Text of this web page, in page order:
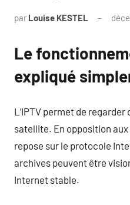
par Louise KESTEL
Le
expliqué
L’IPTV permet de
satellite. En opposition aux
repose sur le protocole
archives peuvent être
Internet stable.